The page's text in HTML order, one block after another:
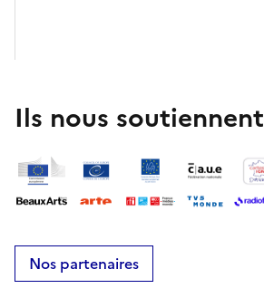
Ils nous soutiennent
Nos partenaires